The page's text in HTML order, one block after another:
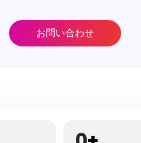
お問い合わせ